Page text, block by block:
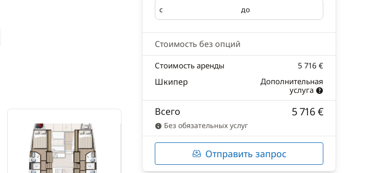
с
Начало до
Окончание
Стоимость без опций
Стоимость аренды 5 716 €
Шкипер
Дополнительная
услуга
Всего 5 716 €
Без обязательных услуг
Отправить запрос